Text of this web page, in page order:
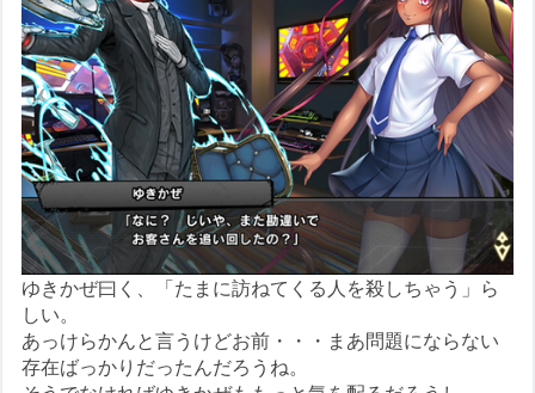
ゆきかぜ曰く、「たまに訪ねてくる人を殺しちゃう」ら
しい。
あっけらかんと言うけどお前・・・まあ問題にならない
存在ばっかりだったんだろうね。